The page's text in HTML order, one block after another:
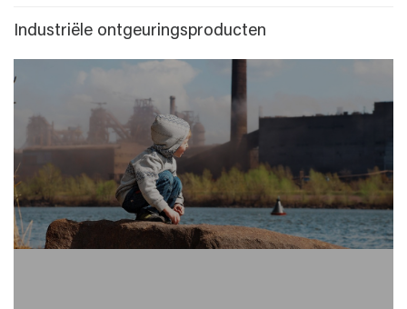
Industriële ontgeuringsproducten